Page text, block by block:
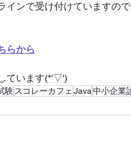
インで受け付けていますの
らから
ています(*'▽')
験スコレーカフェ Java中小企業